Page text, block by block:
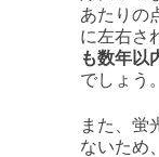
あたりの
に左右さ
も数年以
でしょう。
また、蛍
ないため